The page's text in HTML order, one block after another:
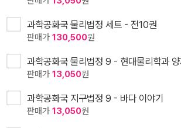
과학공화국 물리법정 세트 - 전10권
판매가 130,500원
과학공화국 물리법정 9 - 현대물리학과
판매가 13,050원
과학공화국 지구법정 9 - 바다 이야기
판매가 13,050원